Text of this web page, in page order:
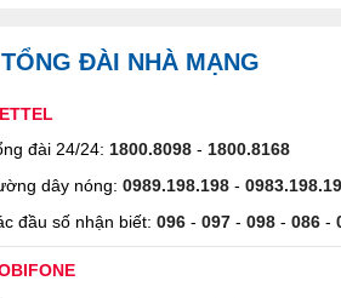
TỔNG ĐÀI NHÀ MẠNG
đài 24/24: 1800.8098 - 1800.8168
dây nóng: 0989.198.198 -
đầu số nhận biết: 096 - 097 - 098 - 086 -